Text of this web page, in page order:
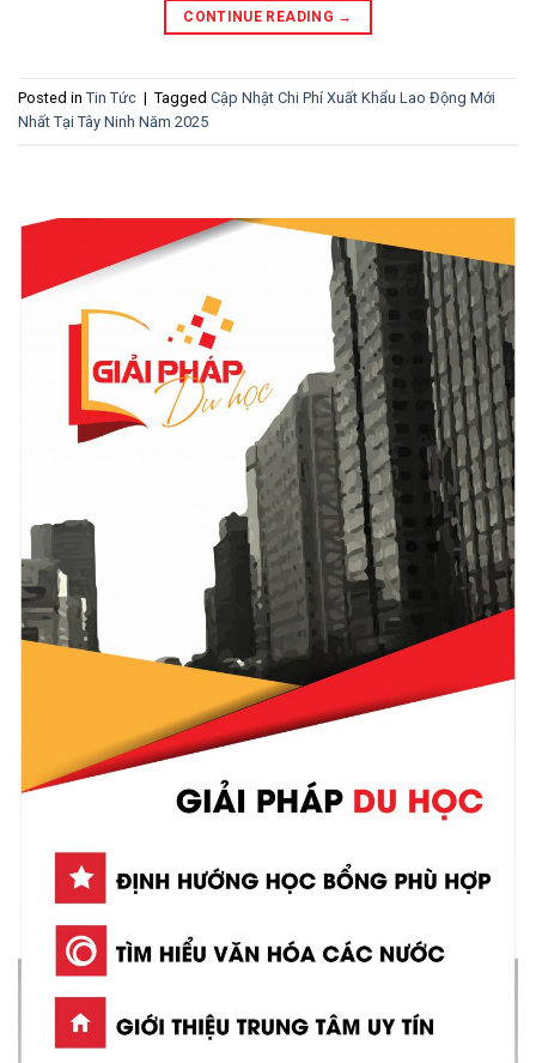
CONTINUE READING →
Posted in Tin Tức | Tagged Cập Nhật Chi Phí Xuất Khẩu Lao Động Mới
Nhất Tại Tây Ninh Năm 2025